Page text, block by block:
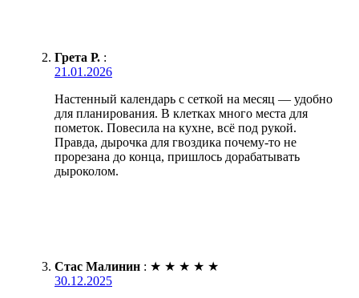
Грета Р. :
21.01.2026
Настенный календарь с сеткой на месяц — удобно
для планирования. В клетках много места для
пометок. Повесила на кухне, всё под рукой.
Правда, дырочка для гвоздика почему-то не
прорезана до конца, пришлось дорабатывать
дыроколом.
Стас Малинин : ★ ★ ★ ★ ★
30.12.2025